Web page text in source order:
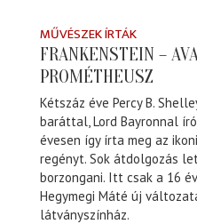
MŰVÉSZEK ÍRTÁK
FRANKENSTEIN –
PROMÉTHEUSZ
Kétszáz éve Percy B.
baráttal, Lord Bayronnal
évesen így írta meg az
regényt. Sok átdolgozás
borzongani. Itt csak a 16
Hegymegi Máté új
látványszínház.